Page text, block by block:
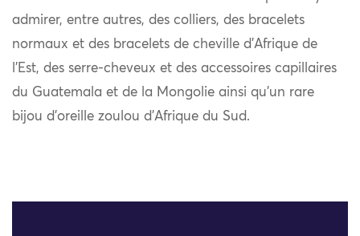
admirer, entre autres, des colliers, des bracelets
normaux et des bracelets de cheville d’Afrique de
l’Est, des serre-cheveux et des accessoires capillaires
du Guatemala et de la Mongolie ainsi qu’un rare
bijou d’oreille zoulou d’Afrique du Sud.